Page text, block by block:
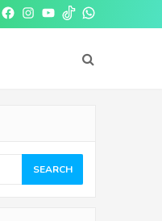
FacebookInstagram
Youtube
tiktokwhatsapp
SEARCH